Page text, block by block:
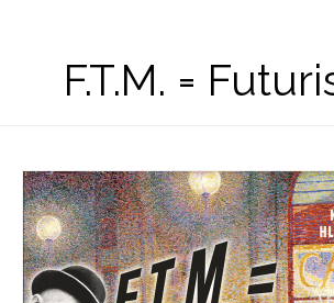
F.T.M. =